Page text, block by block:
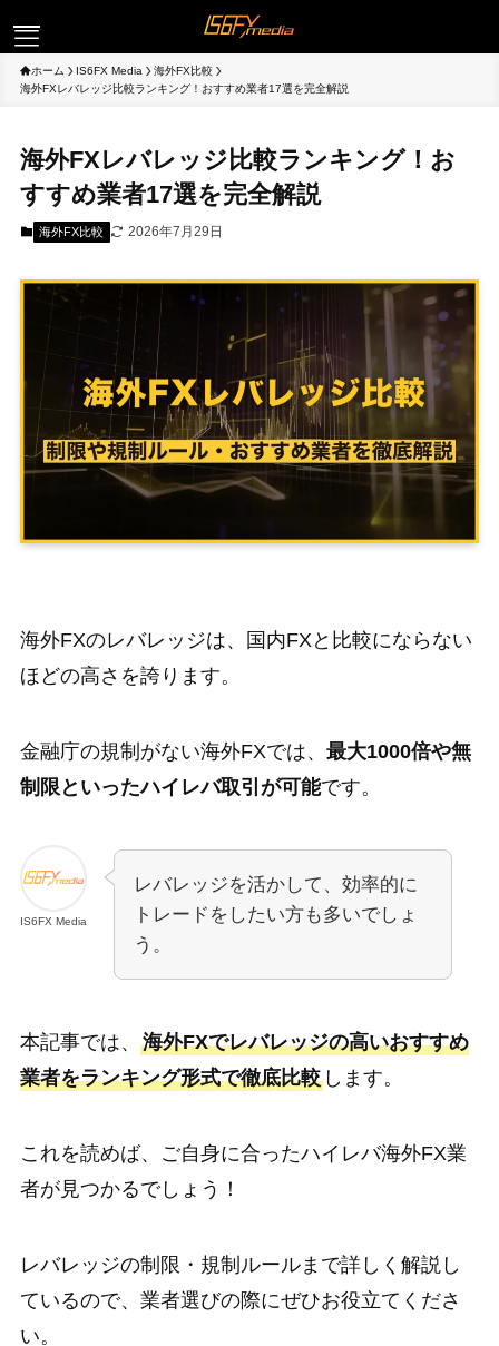
取引
キャンペーン
パートナー
お問い合わせ FAQ
ホーム IS6FX Media
海外FX比較
海外FXレバレッジ比較ランキング！おすすめ業者17選を完全解説
海外FXレバレッジ比較ランキング！お
すすめ業者17選を完全解説
海外FX比較 2026年7月29日
海外FXのレバレッジは、国内FXと比較にならない
ほどの高さを誇ります。
金融庁の規制がない海外FXでは、 最大1000倍や無
制限といったハイレバ取引が可能です。
IS6FX Media
レバレッジを活かして、効率的に
トレードをしたい方も多いでしょ
う。
本記事では、 海外FXでレバレッジの高いおすすめ
業者をランキング形式で徹底比較します。
これを読めば、ご自身に合ったハイレバ海外FX業
者が見つかるでしょう！
レバレッジの制限・規制ルールまで詳しく解説し
ているので、業者選びの際にぜひお役立てくださ
い。